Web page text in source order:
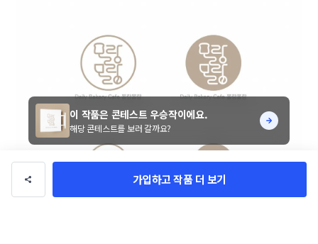
가입하고 작품 더 보기
이 작품은 콘테스트 우승작이에요.
해당 콘테스트를 보러 갈까요?